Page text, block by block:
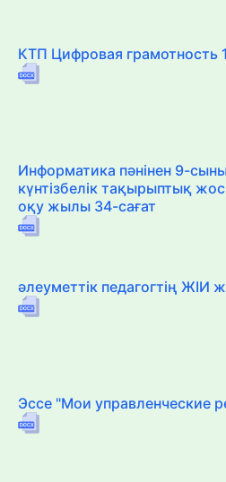
КТП Цифровая грамотность
Информатика пәнінен 9-
күнтізбелік тақырыптық
оқу жылы 34-сағат
әлеуметтік педагогтің ЖІИ
Эссе "Мои управленческие